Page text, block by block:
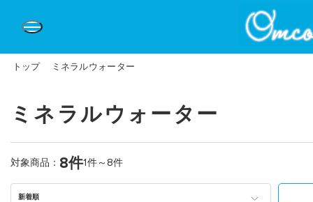
トップ ミネラルウォーター
ミネラルウォーター
対象商品： 8件1件～8件
新着順